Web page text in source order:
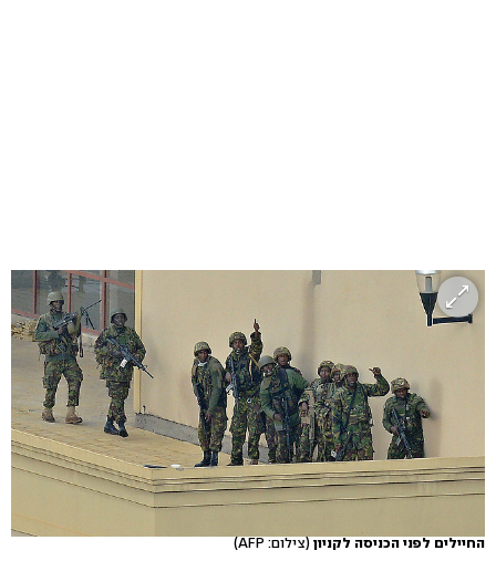
החיילים לפני הכניסה לקניון (צילום: AFP)